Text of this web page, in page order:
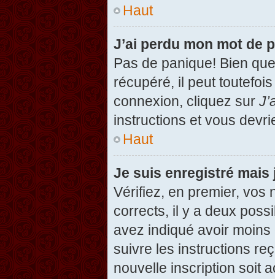
Haut
J’ai perdu mon mot de
Pas de panique! Bien
récupéré, il peut
connexion, cliquez sur
instructions et vous
Haut
Je suis enregistré mais
Vérifiez, en premier, vos
corrects, il y a deux
avez indiqué avoir
suivre les instructions
nouvelle inscription soit